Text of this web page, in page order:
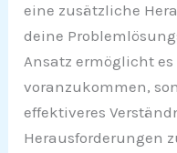
eine zusätzliche
deine
Ansatz ermöglicht
voranzukommen,
effektiveres
Herausforderungen